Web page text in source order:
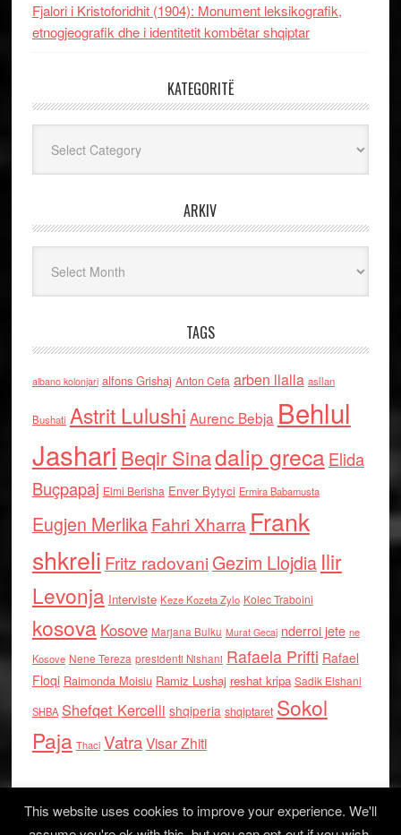
Fjalori i Kristoforidhit (1904): Monument leksikografik,
etnogjeografik dhe i identitetit kombëtar shqiptar
KATEGORITË
ARKIV
TAGS
albano kolonjari alfons Grishaj Anton Cefa arben llalla asllan
Bushati Astrit Lulushi Aurenc Bebja Behlul
Jashari Beqir Sinadalip grecaElida
Buçpapaj Elmi Berisha Enver Bytyci Ermira Babamusta
Eugjen MerlikaFahri Xharra Frank
shkreli Fritz radovaniGezim Llojdia Ilir
Levonja Interviste Keze Kozeta Zylo Kolec Traboini
kosova Kosove Marjana Bulku Murat Gecaj nderroi jete ne
Kosove Nene Tereza presidenti Nishani Rafaela Prifti Rafael
Floqi Raimonda Moisiu Ramiz Lushaj reshat kripa Sadik Elshani
SHBA Shefqet Kercelli shqiperia shqiptaret Sokol
Paja Thaci VatraVisar Zhiti
This website uses cookies to improve your experience. We'll